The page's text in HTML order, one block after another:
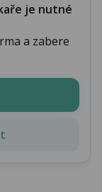
je nutné
a zabere